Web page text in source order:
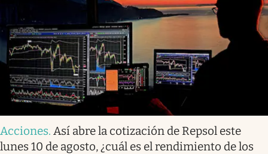
Acciones. Así abre la cotización de Repsol este
lunes 10 de agosto, ¿cuál es el rendimiento de los